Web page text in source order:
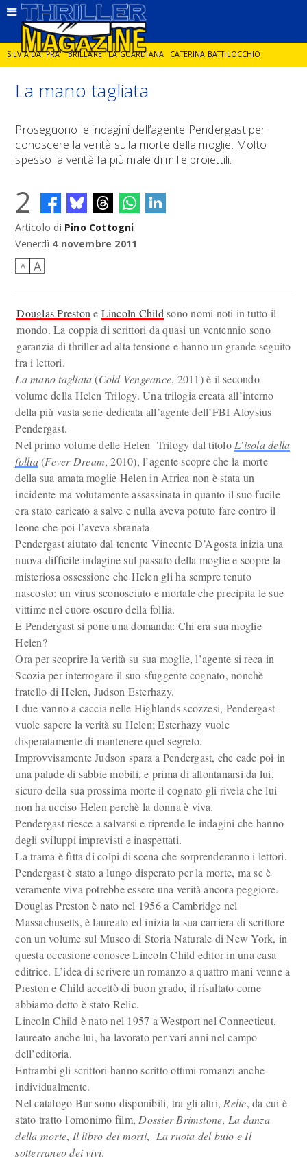
SILVIA DAI PRA' BRILLARE LA GUARDIANA CATERINA BATTILOCCHIO
JORGE DIAZ LA SPIA DELITTO IN CORNICE
DIEGO ZANDEL GLI ANNI DI PIETRA
La mano tagliata
Proseguono le indagini dell’agente Pendergast per
conoscere la verità sulla morte della moglie. Molto
spesso la verità fa più male di mille proiettili.
2
Articolo di Pino Cottogni
Venerdì 4 novembre 2011
A A
Douglas Preston e Lincoln Child sono nomi noti in tutto il
mondo. La coppia di scrittori da quasi un ventennio sono
garanzia di thriller ad alta tensione e hanno un grande seguito
fra i lettori.
La mano tagliata(Cold Vengeance, 2011) è il secondo
volume della Helen Trilogy. Una trilogia creata all’interno
della più vasta serie dedicata all’agente dell’FBI Aloysius
Pendergast.
Nel primo volume delle Helen Trilogy dal titolo L’isola della
follia(Fever Dream, 2010), l’agente scopre che la morte
della sua amata moglie Helen in Africa non è stata un
incidente ma volutamente assassinata in quanto il suo fucile
era stato caricato a salve e nulla aveva potuto fare contro il
leone che poi l’aveva sbranata
Pendergast aiutato dal tenente Vincente D’Agosta inizia una
nuova difficile indagine sul passato della moglie e scopre la
misteriosa ossessione che Helen gli ha sempre tenuto
nascosto: un virus sconosciuto e mortale che precipita le sue
vittime nel cuore oscuro della follia.
E Pendergast si pone una domanda: Chi era sua moglie
Helen?
Ora per scoprire la verità su sua moglie, l’agente si reca in
Scozia per interrogare il suo sfuggente cognato, nonchè
fratello di Helen, Judson Esterhazy.
I due vanno a caccia nelle Highlands scozzesi, Pendergast
vuole sapere la verità su Helen; Esterhazy vuole
disperatamente di mantenere quel segreto.
Improvvisamente Judson spara a Pendergast, che cade poi in
una palude di sabbie mobili, e prima di allontanarsi da lui,
sicuro della sua prossima morte il cognato gli rivela che lui
non ha ucciso Helen perchè la donna è viva.
Pendergast riesce a salvarsi e riprende le indagini che hanno
degli sviluppi imprevisti e inaspettati.
La trama è fitta di colpi di scena che sorprenderanno i lettori.
Pendergast è stato a lungo disperato per la morte, ma se è
veramente viva potrebbe essere una verità ancora peggiore.
Douglas Preston è nato nel 1956 a Cambridge nel
Massachusetts, è laureato ed inizia la sua carriera di scrittore
con un volume sul Museo di Storia Naturale di New York, in
questa occasione conosce Lincoln Child editor in una casa
editrice. L’idea di scrivere un romanzo a quattro mani venne a
Preston e Child accettò di buon grado, il risultato come
abbiamo detto è stato Relic.
Lincoln Child è nato nel 1957 a Westport nel Connecticut,
laureato anche lui, ha lavorato per vari anni nel campo
dell’editoria.
Entrambi gli scrittori hanno scritto ottimi romanzi anche
individualmente.
Nel catalogo Bur sono disponibili, tra gli altri, Relic, da cui è
stato tratto l'omonimo film, Dossier Brimstone, La danza
della morte, Il libro dei morti, La ruota del buio e Il
sotterraneo dei vivi.